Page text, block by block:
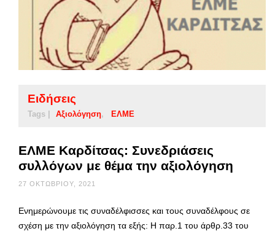
Ειδήσεις
Tags | Αξιολόγηση ΕΛΜΕ
ΕΛΜΕ Καρδίτσας: Συνεδριάσεις
συλλόγων με θέμα την αξιολόγηση
27 ΟΚΤΩΒΡΊΟΥ, 2021
Ενημερώνουμε τις συναδέλφισσες και τους συναδέλφους σε
σχέση με την αξιολόγηση τα εξής: Η παρ.1 του άρθρ.33 του